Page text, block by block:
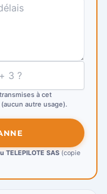
à cet
autre usage).
TELEPILOTE SAS (copie